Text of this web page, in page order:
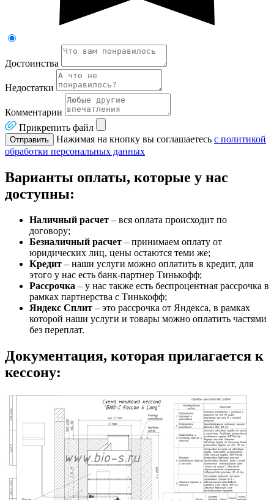
Достоинства
Недостатки
Комментарии
Прикрепить файл
Отправить Нажимая на кнопку вы соглашаетесь с политикой
обработки персональных данных
Варианты оплаты, которые у нас
доступны:
Наличный расчет – вся оплата происходит по
договору;
Безналичный расчет – принимаем оплату от
юридических лиц, цены остаются теми же;
Кредит – наши услуги можно оплатить в кредит, для
этого у нас есть банк-партнер Тинькофф;
Рассрочка – у нас также есть беспроцентная рассрочка в
рамках партнерства с Тинькофф;
Яндекс Сплит – это рассрочка от Яндекса, в рамках
которой наши услуги и товары можно оплатить частями
без переплат.
Документация, которая прилагается к
кессону: